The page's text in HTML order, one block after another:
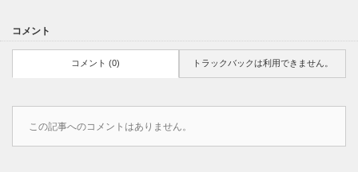
コメント
コメント (0) トラックバックは利用できません。
この記事へのコメントはありません。